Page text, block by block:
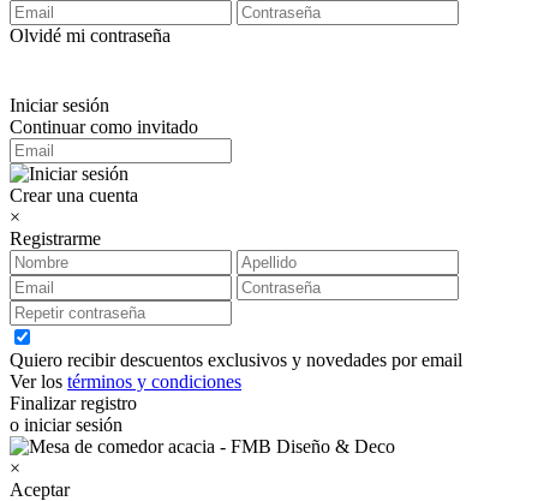
Olvidé mi contraseña
Iniciar sesión
Continuar como invitado
Crear una cuenta
×
Registrarme
Quiero recibir descuentos exclusivos y novedades por email
Ver los términos y condiciones
Finalizar registro
o iniciar sesión
×
Aceptar